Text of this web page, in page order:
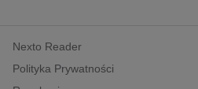
Nexto Reader
Polityka Prywatności